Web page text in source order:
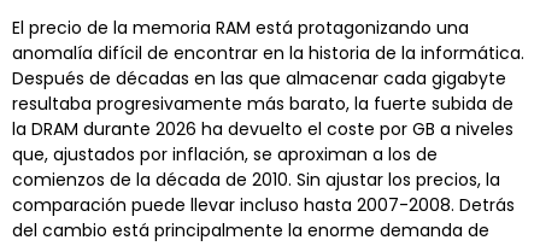
El precio de la memoria RAM está protagonizando una
anomalía difícil de encontrar en la historia de la informática.
Después de décadas en las que almacenar cada gigabyte
resultaba progresivamente más barato, la fuerte subida de
la DRAM durante 2026 ha devuelto el coste por GB a niveles
que, ajustados por inflación, se aproximan a los de
comienzos de la década de 2010. Sin ajustar los precios, la
comparación puede llevar incluso hasta 2007-2008. Detrás
del cambio está principalmente la enorme demanda de